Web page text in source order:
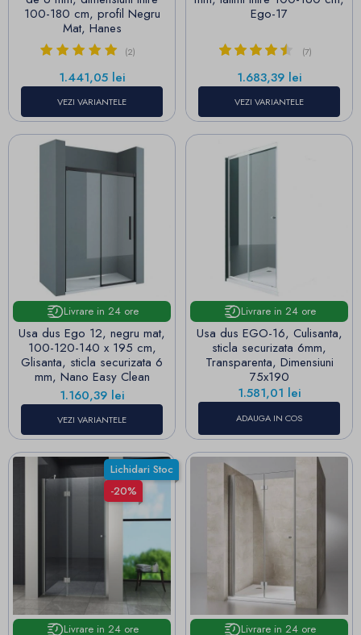
100-180 cm, profil Negru
Mat, Hanes
(2)
Pret
1.441,05 lei
VEZI VARIANTELE
Ego-17
(7)
Pret
1.683,39 lei
VEZI VARIANTELE
Livrare in 24 ore
Usa dus Ego 12, negru mat,
100-120-140 x 195 cm,
Glisanta, sticla securizata 6
mm, Nano Easy Clean
Pret
1.160,39 lei
VEZI VARIANTELE
Livrare in 24 ore
Usa dus EGO-16, Culisanta,
sticla securizata 6mm,
Transparenta, Dimensiuni
75x190
Pret
1.581,01 lei
ADAUGA IN COS
Lichidari Stoc
-20%
Livrare in 24 ore Livrare in 24 ore